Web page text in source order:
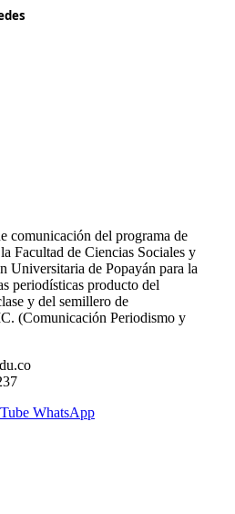
comunicación del programa de
Facultad de Ciencias Sociales y
Universitaria de Popayán para la
periodísticas producto del
y del semillero de
(Comunicación Periodismo y
WhatsApp